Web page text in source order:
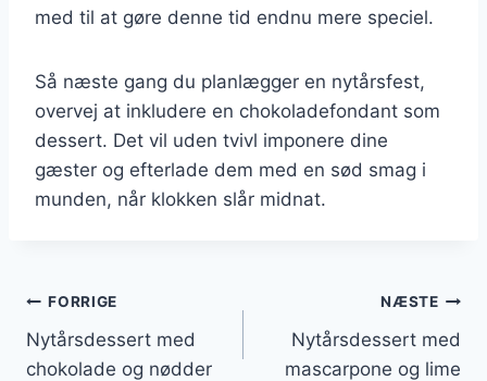
med til at gøre denne tid endnu mere speciel.
Så næste gang du planlægger en nytårsfest,
overvej at inkludere en chokoladefondant som
dessert. Det vil uden tvivl imponere dine
gæster og efterlade dem med en sød smag i
munden, når klokken slår midnat.
Indlægsnavigation
FORRIGE
Nytårsdessert med
chokolade og nødder
NÆSTE
Nytårsdessert med
mascarpone og lime